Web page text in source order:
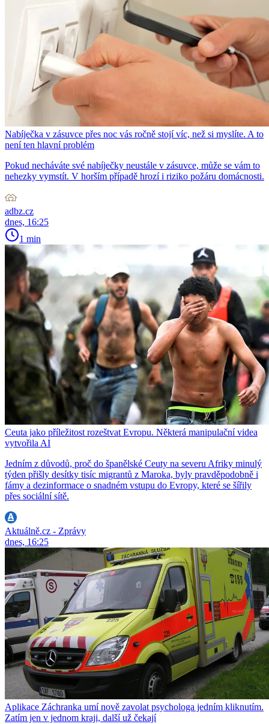
Nabíječka v zásuvce přes noc vás ročně stojí víc, než si myslíte. A to
není ten hlavní problém
Pokud necháváte své nabíječky neustále v zásuvce, může se vám to
nehezky vymstít. V horším případě hrozí i riziko požáru domácnosti.
adbz.cz
dnes, 16:25
1 min
Ceuta jako příležitost rozeštvat Evropu. Některá manipulační videa
vytvořila AI
Jedním z důvodů, proč do španělské Ceuty na severu Afriky minulý
týden přišly desítky tisíc migrantů z Maroka, byly pravděpodobně i
fámy a dezinformace o snadném vstupu do Evropy, které se šířily
přes sociální sítě.
Aktuálně.cz - Zprávy
dnes, 16:25
Aplikace Záchranka umí nově zavolat psychologa jedním kliknutím.
Zatím jen v jednom kraji, další už čekají